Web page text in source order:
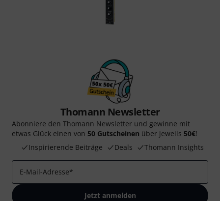
Thomann Newsletter
Abonniere den Thomann Newsletter und gewinne mit
etwas Glück einen von 50 Gutscheinen über jeweils 50€!
Inspirierende Beiträge
Deals Thomann Insights
E-Mail-Adresse*
Jetzt anmelden